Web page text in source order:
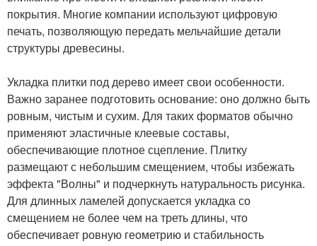
покрытия. Многие компании используют цифровую
печать, позволяющую передать мельчайшие детали
структуры древесины.
Укладка плитки под дерево имеет свои особенности.
Важно заранее подготовить основание: оно должно быть
ровным, чистым и сухим. Для таких форматов обычно
применяют эластичные клеевые составы,
обеспечивающие плотное сцепление. Плитку
размещают с небольшим смещением, чтобы избежать
эффекта "Волны" и подчеркнуть натуральность рисунка.
Для длинных ламелей допускается укладка со
смещением не более чем на треть длины, что
обеспечивает ровную геометрию и стабильность